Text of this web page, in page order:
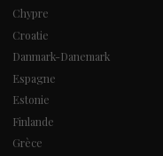
Chypre
Croatie
Danmark-Danemark
Espagne
Estonie
Finlande
Grèce